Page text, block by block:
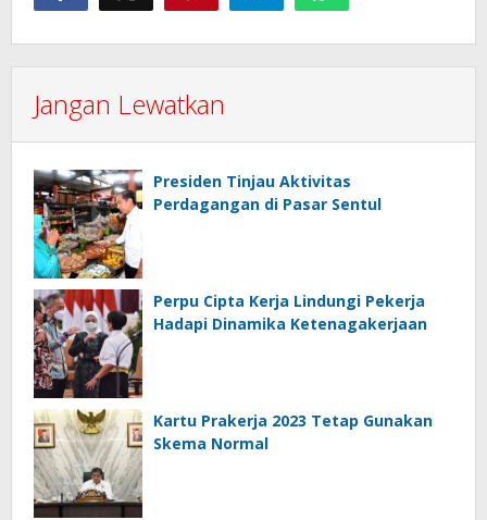
Jangan Lewatkan
Presiden Tinjau Aktivitas
Perdagangan di Pasar Sentul
Perpu Cipta Kerja Lindungi Pekerja
Hadapi Dinamika Ketenagakerjaan
Kartu Prakerja 2023 Tetap Gunakan
Skema Normal